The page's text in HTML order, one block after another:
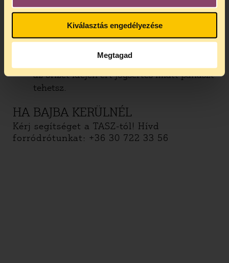
Kiválasztás engedélyezése
Megtagad
várható időtartamáról, ügyvédet hívhatsz
vagy kérheted védőügyvéd kirendelését, a
18. év alattiaknak joguk van kapcsolatba
Az igazoltatáskor, az előállítás során, vagy
az őrizet idején ért jogsértés miatt panaszt
tehetsz.
HA BAJBA KERÜLNÉL
Kérj segítséget a TASZ-tól! Hívd
forródrótunkat: +36 30 722 33 56